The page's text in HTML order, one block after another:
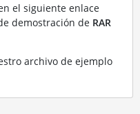
el siguiente enlace
demostración de RAR
archivo de ejemplo